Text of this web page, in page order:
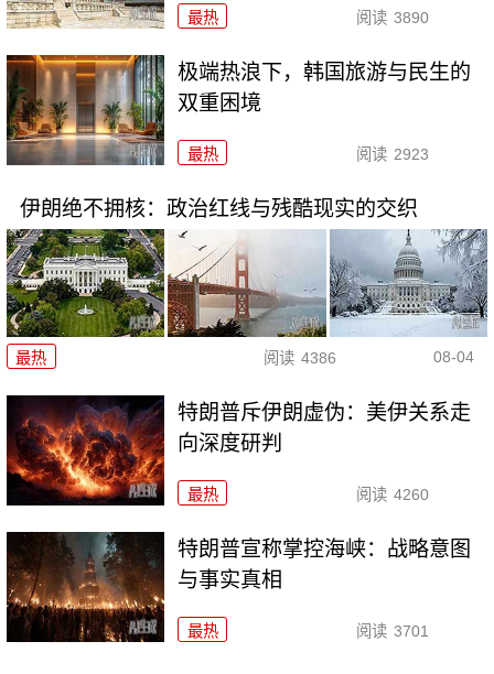
最热 阅读 3890
极端热浪下，韩国旅游与民生的
双重困境
最热 阅读 2923
伊朗绝不拥核：政治红线与残酷现实的交织
最热 阅读 4386 08-04
特朗普斥伊朗虚伪：美伊关系走
向深度研判
最热 阅读 4260
特朗普宣称掌控海峡：战略意图
与事实真相
最热 阅读 3701